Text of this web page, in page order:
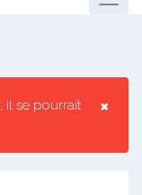
×
, il se pourrait